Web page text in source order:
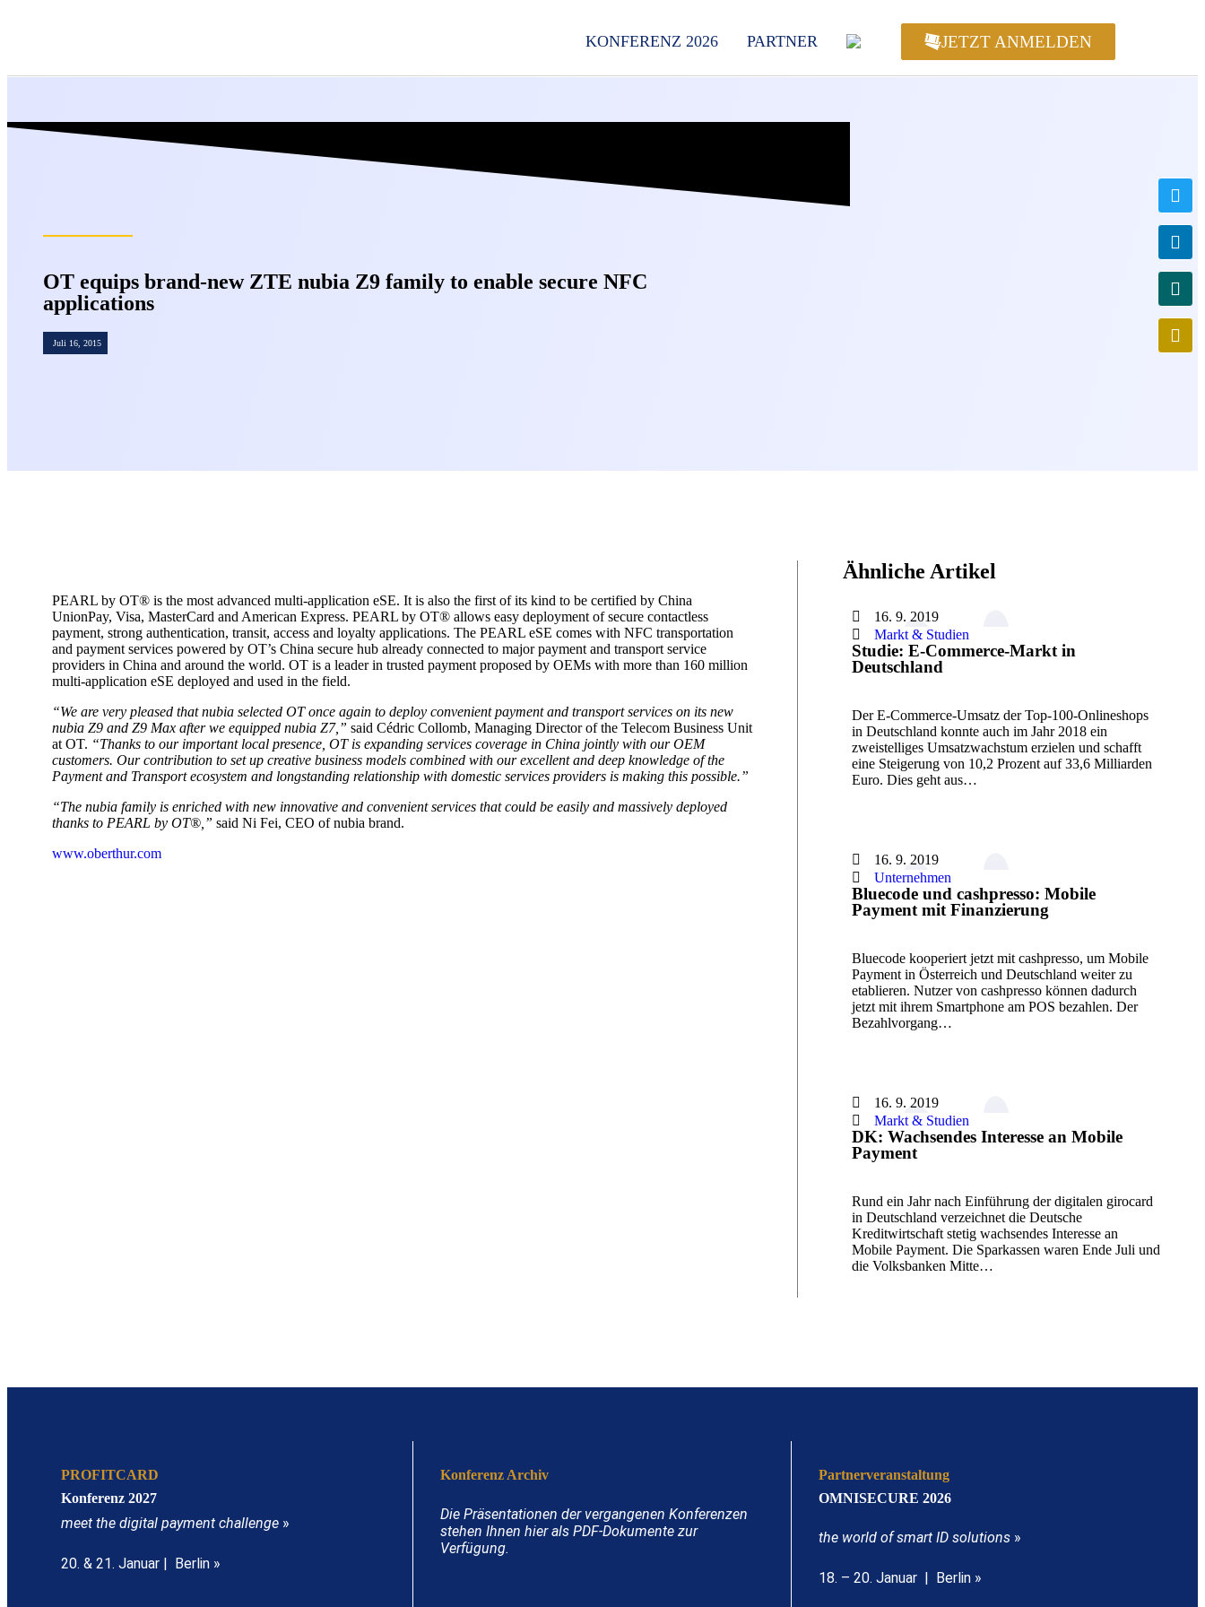
KONFERENZ 2026 PARTNER JETZT ANMELDEN
OT equips brand-new ZTE nubia Z9 family to enable secure NFC
applications
Juli 16, 2015
PEARL by OT® is the most advanced multi-application eSE. It is also the first of its kind to be certified by China
UnionPay, Visa, MasterCard and American Express. PEARL by OT® allows easy deployment of secure contactless
payment, strong authentication, transit, access and loyalty applications. The PEARL eSE comes with NFC transportation
and payment services powered by OT’s China secure hub already connected to major payment and transport service
providers in China and around the world. OT is a leader in trusted payment proposed by OEMs with more than 160 million
multi-application eSE deployed and used in the field.
“We are very pleased that nubia selected OT once again to deploy convenient payment and transport services on its new
nubia Z9 and Z9 Max after we equipped nubia Z7,” said Cédric Collomb, Managing Director of the Telecom Business Unit
at OT. “Thanks to our important local presence, OT is expanding services coverage in China jointly with our OEM
customers. Our contribution to set up creative business models combined with our excellent and deep knowledge of the
Payment and Transport ecosystem and longstanding relationship with domestic services providers is making this possible.”
“The nubia family is enriched with new innovative and convenient services that could be easily and massively deployed
thanks to PEARL by OT®,” said Ni Fei, CEO of nubia brand.
www.oberthur.com
Ähnliche Artikel
16. 9. 2019
Markt & Studien
Studie: E-Commerce-Markt in
Deutschland
Der E-Commerce-Umsatz der Top-100-Onlineshops
in Deutschland konnte auch im Jahr 2018 ein
zweistelliges Umsatzwachstum erzielen und schafft
eine Steigerung von 10,2 Prozent auf 33,6 Milliarden
Euro. Dies geht aus…
16. 9. 2019
Unternehmen
Bluecode und cashpresso: Mobile
Payment mit Finanzierung
Bluecode kooperiert jetzt mit cashpresso, um Mobile
Payment in Österreich und Deutschland weiter zu
etablieren. Nutzer von cashpresso können dadurch
jetzt mit ihrem Smartphone am POS bezahlen. Der
Bezahlvorgang…
16. 9. 2019
Markt & Studien
DK: Wachsendes Interesse an Mobile
Payment
Rund ein Jahr nach Einführung der digitalen girocard
in Deutschland verzeichnet die Deutsche
Kreditwirtschaft stetig wachsendes Interesse an
Mobile Payment. Die Sparkassen waren Ende Juli und
die Volksbanken Mitte…
PROFITCARD
Konferenz 2027
meet the digital payment challenge »
20. & 21. Januar | Berlin »
Konferenz Archiv
Die Präsentationen der vergangenen Konferenzen
stehen Ihnen hier als PDF-Dokumente zur
Verfügung.
Partnerveranstaltung
OMNISECURE 2026
the world of smart ID solutions »
18. – 20. Januar | Berlin »